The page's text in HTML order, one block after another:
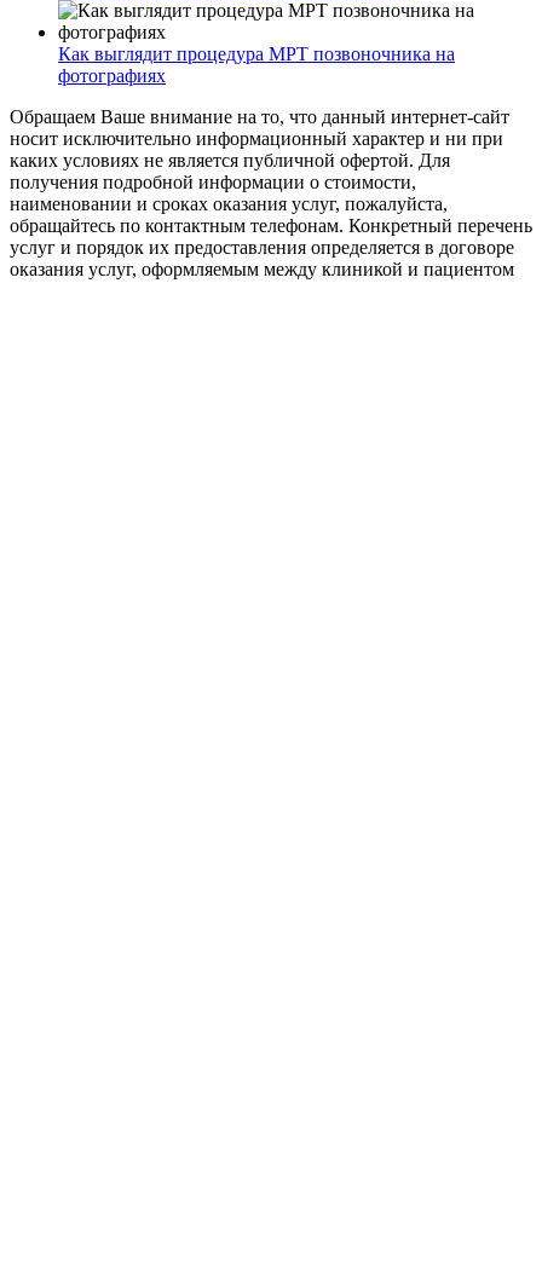
Как выглядит процедура МРТ позвоночника на
фотографиях
Обращаем Ваше внимание на то, что данный интернет-сайт
носит исключительно информационный характер и ни при
каких условиях не является публичной офертой. Для
получения подробной информации о стоимости,
наименовании и сроках оказания услуг, пожалуйста,
обращайтесь по контактным телефонам. Конкретный перечень
услуг и порядок их предоставления определяется в договоре
оказания услуг, оформляемым между клиникой и пациентом